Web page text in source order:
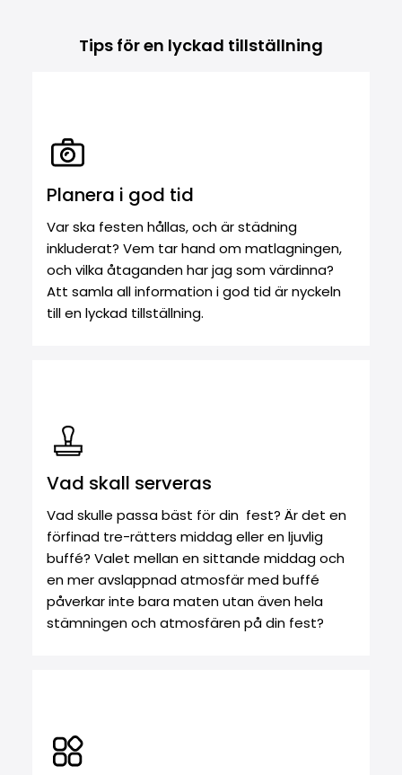
Tips för en lyckad tillställning
Planera i god tid
Var ska festen hållas, och är städning
inkluderat? Vem tar hand om matlagningen,
och vilka åtaganden har jag som värdinna?
Att samla all information i god tid är nyckeln
till en lyckad tillställning.
Vad skall serveras
Vad skulle passa bäst för din fest? Är det en
förfinad tre-rätters middag eller en ljuvlig
buffé? Valet mellan en sittande middag och
en mer avslappnad atmosfär med buffé
påverkar inte bara maten utan även hela
stämningen och atmosfären på din fest?